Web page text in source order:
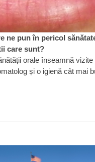
ne pun în pericol
care sunt?
orale înseamnă vizite
și o igienă cât mai